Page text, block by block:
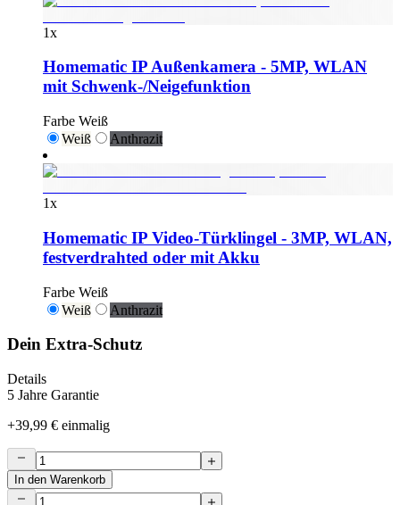
1x
Homematic IP Außenkamera - 5MP, WLAN
mit Schwenk-/Neigefunktion
Farbe Weiß
Weiß
Anthrazit
1x
Homematic IP Video-Türklingel - 3MP, WLAN,
festverdrahted oder mit Akku
Farbe Weiß
Weiß
Anthrazit
Dein Extra-Schutz
Details
5 Jahre Garantie
+39,99 € einmalig
In den Warenkorb